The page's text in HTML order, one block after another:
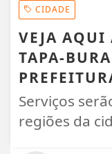
CIDADE
VEJA AQUI
TAPA-
Serviços
regiões da